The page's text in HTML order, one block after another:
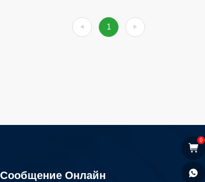
1
Сообщение Онлайн
0